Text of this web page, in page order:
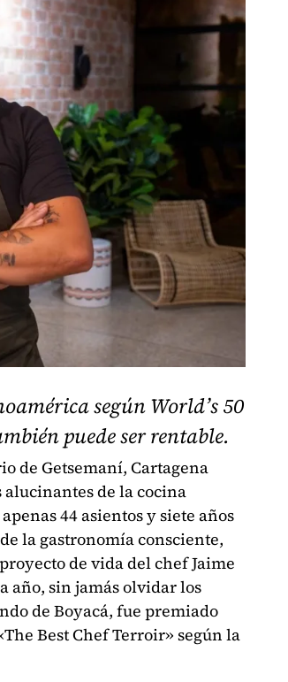
según World’s 50
puede ser rentable.
de Getsemaní, Cartagena
alucinantes de la cocina
44 asientos y siete años
la gastronomía consciente,
de vida del chef Jaime
año, sin jamás olvidar los
de Boyacá, fue premiado
Best Chef Terroir» según la